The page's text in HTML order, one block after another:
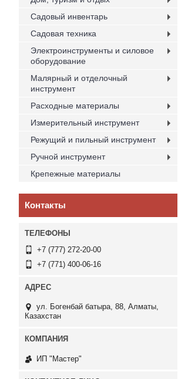
Садовый инвентарь
Садовая техника
Электроинструменты и силовое
оборудование
Малярный и отделочный
инструмент
Расходные материалы
Измерительный инструмент
Режущий и пильный инструмент
Ручной инструмент
Крепежные материалы
Контакты
+7 (777) 272-20-00
+7 (771) 400-06-16
ул. Богенбай батыра, 88, Алматы,
Казахстан
ИП "Мастер"